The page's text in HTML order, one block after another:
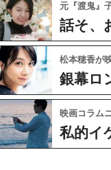
元『渡鬼』
話そ、
松本穂香が
銀幕ロ
映画コラム
私的イ